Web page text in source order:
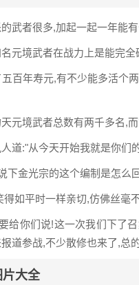
武者很多,加起一起一年能
元境武者在战力上是能完
百年寿元,有不少能多活个
元境武者总数有两千多名,
道:"从今天开始我就是你们
下金光宗的这个编制是怎么
得如平时一样亲切,仿佛丝毫
给你们说!这一次我们下了
道参战,不少散修也来了,总
大全